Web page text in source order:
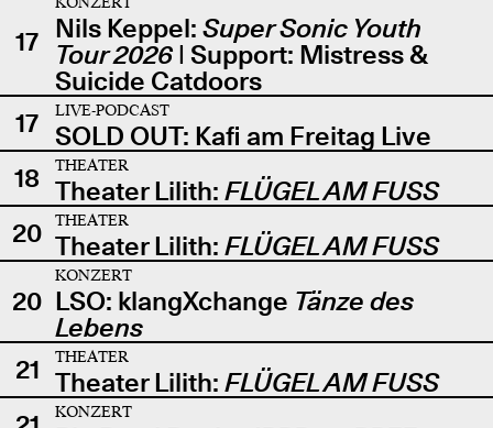
17 Nils Keppel: Super Sonic Youth
Tour 2026| Support: Mistress &
Suicide Catdoors
17
LIVE-PODCAST
SOLD OUT: Kafi am Freitag Live
18
THEATER
Theater Lilith: FLÜGEL AM FUSS
20
THEATER
Theater Lilith: FLÜGEL AM FUSS
20
KONZERT
LSO: klangXchange Tänze des
Lebens
21
THEATER
Theater Lilith: FLÜGEL AM FUSS
KONZERT